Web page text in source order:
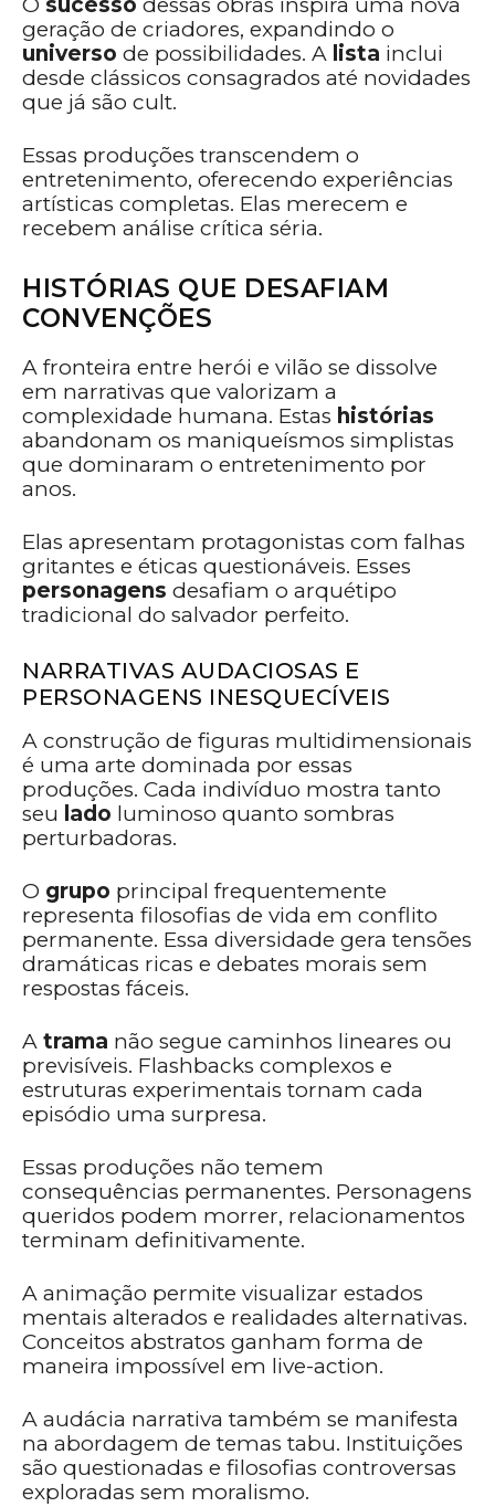
O sucesso dessas obras inspira uma nova
geração de criadores, expandindo o
universo de possibilidades. A lista inclui
desde clássicos consagrados até novidades
que já são cult.
Essas produções transcendem o
entretenimento, oferecendo experiências
artísticas completas. Elas merecem e
recebem análise crítica séria.
HISTÓRIAS QUE DESAFIAM
CONVENÇÕES
A fronteira entre herói e vilão se dissolve
em narrativas que valorizam a
complexidade humana. Estas histórias
abandonam os maniqueísmos simplistas
que dominaram o entretenimento por
anos.
Elas apresentam protagonistas com falhas
gritantes e éticas questionáveis. Esses
personagens desafiam o arquétipo
tradicional do salvador perfeito.
NARRATIVAS AUDACIOSAS E
PERSONAGENS INESQUECÍVEIS
A construção de figuras multidimensionais
é uma arte dominada por essas
produções. Cada indivíduo mostra tanto
seu lado luminoso quanto sombras
perturbadoras.
O grupo principal frequentemente
representa filosofias de vida em conflito
permanente. Essa diversidade gera tensões
dramáticas ricas e debates morais sem
respostas fáceis.
A trama não segue caminhos lineares ou
previsíveis. Flashbacks complexos e
estruturas experimentais tornam cada
episódio uma surpresa.
Essas produções não temem
consequências permanentes. Personagens
queridos podem morrer, relacionamentos
terminam definitivamente.
A animação permite visualizar estados
mentais alterados e realidades alternativas.
Conceitos abstratos ganham forma de
maneira impossível em live-action.
A audácia narrativa também se manifesta
na abordagem de temas tabu. Instituições
são questionadas e filosofias controversas
exploradas sem moralismo.